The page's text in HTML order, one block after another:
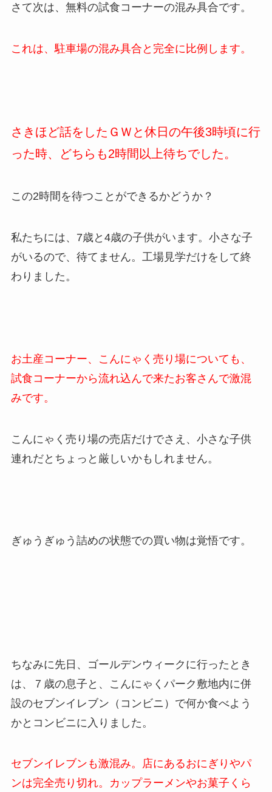
さて次は、無料の試食コーナーの混み具合です。
これは、駐車場の混み具合と完全に比例します。
さきほど話をしたＧＷと休日の午後3時頃に行
った時、どちらも2時間以上待ちでした。
この2時間を待つことができるかどうか？
私たちには、7歳と4歳の子供がいます。小さな子
がいるので、待てません。工場見学だけをして終
わりました。
お土産コーナー、こんにゃく売り場についても、
試食コーナーから流れ込んで来たお客さんで激混
みです。
こんにゃく売り場の売店だけでさえ、小さな子供
連れだとちょっと厳しいかもしれません。
ぎゅうぎゅう詰めの状態での買い物は覚悟です。
ちなみに先日、ゴールデンウィークに行ったとき
は、７歳の息子と、こんにゃくパーク敷地内に併
設のセブンイレブン（コンビニ）で何か食べよう
かとコンビニに入りました。
セブンイレブンも激混み。店にあるおにぎりやパ
ンは完全売り切れ。カップラーメンやお菓子くら